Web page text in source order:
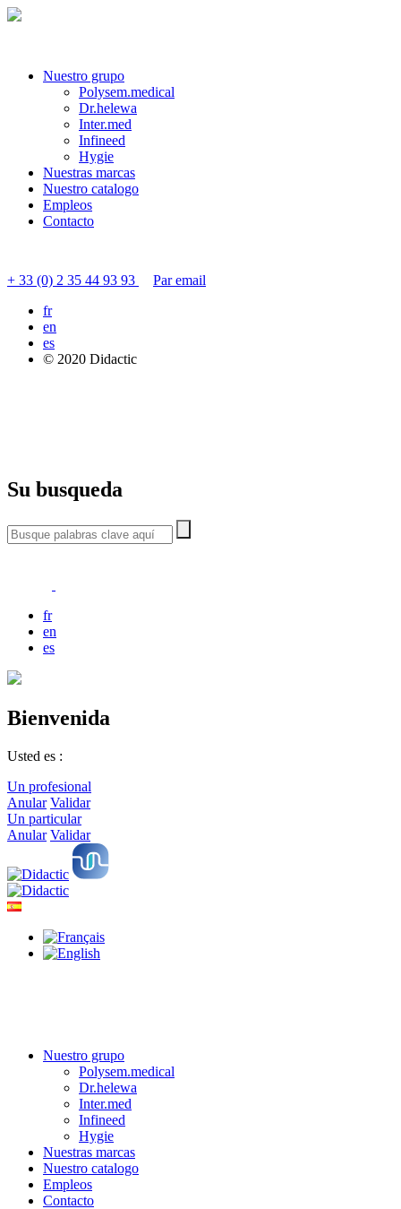
Nuestro grupo
Polysem.medical
Dr.helewa
Inter.med
Infineed
Hygie
Nuestras marcas
Nuestro catalogo
Empleos
Contacto
+ 33 (0) 2 35 44 93 93
Par email
fr
en
es
© 2020 Didactic
Su busqueda
fr
en
es
Bienvenida
Usted es :
Un profesional
Anular Validar
Un particular
Anular Validar
Nuestro grupo
Polysem.medical
Dr.helewa
Inter.med
Infineed
Hygie
Nuestras marcas
Nuestro catalogo
Empleos
Contacto